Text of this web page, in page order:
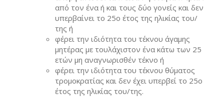
από τον ένα ή και τους δύο γονείς και δεν
υπερβαίνει το 25ο έτος της ηλικίας του/
της ή
φέρει την ιδιότητα του τέκνου άγαμης
μητέρας με τουλάχιστον ένα κάτω των 25
ετών μη αναγνωρισθέν τέκνο ή
φέρει την ιδιότητα του τέκνου θύματος
τρομοκρατίας και δεν έχει υπερβεί το 25ο
έτος της ηλικίας του/της.